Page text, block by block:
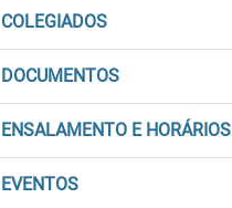
COLEGIADOS
DOCUMENTOS
ENSALAMENTO E HORÁRIOS
EVENTOS